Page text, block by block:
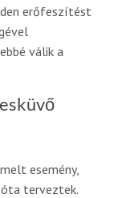
erőfeszítést
válik a
esemény,
óta terveztek.